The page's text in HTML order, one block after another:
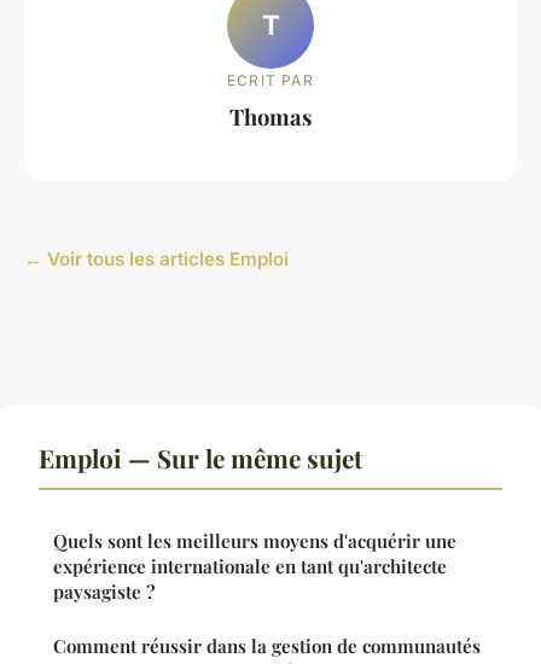
T
ECRIT PAR
Thomas
← Voir tous les articles Emploi
Emploi — Sur le même sujet
Quels sont les meilleurs moyens d'acquérir une
expérience internationale en tant qu'architecte
paysagiste ?
Comment réussir dans la gestion de communautés